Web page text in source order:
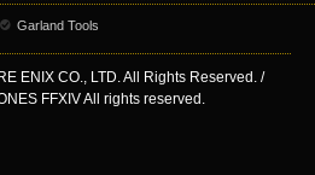
Garland Tools
ENIX CO., LTD. All Rights Reserved. /
FFXIV All rights reserved.